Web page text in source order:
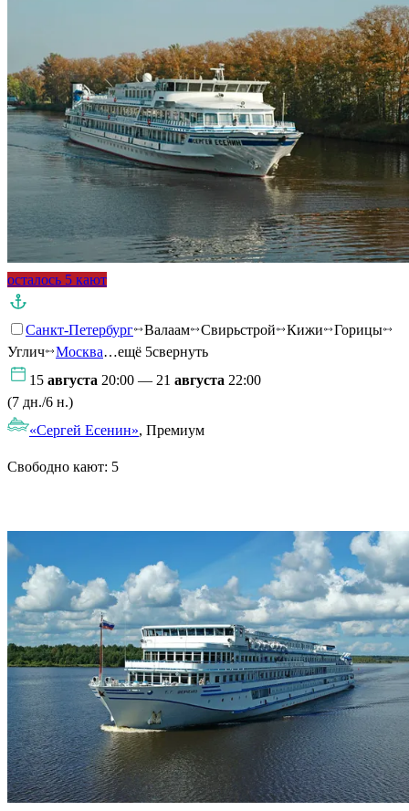
осталось 5 кают
Санкт-Петербург Валаам Свирьстрой Кижи
Горицы
Углич
Москва…ещё 5свернуть
15 августа 20:00 — 21 августа 22:00
(7 дн./6 н.)
«Сергей Есенин», Премиум
Свободно кают: 5